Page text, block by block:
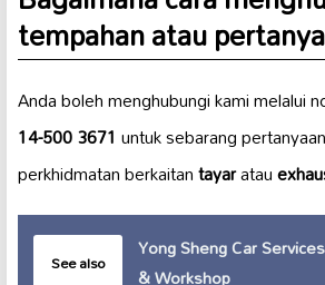
tempahan atau
Anda boleh menghubungi kami melalui
14-500 3671 untuk sebarang
perkhidmatan berkaitantayaratau
See also
Yong Sheng Car Services
& Workshop